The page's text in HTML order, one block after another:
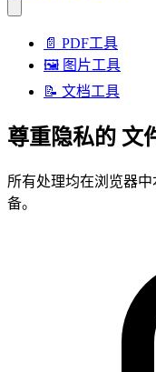
📄 PDF工具
🖼️ 图片工具
📝 文档工具
尊重隐私的 文
所有处理均在浏览器
备。